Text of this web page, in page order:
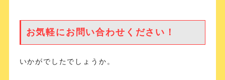
お気軽にお問い合わせください！
いかがでしたでしょうか。